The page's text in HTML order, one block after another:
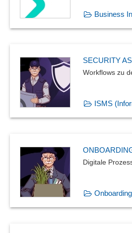
Business
SECURITY
Workflows zu
ISMS
Digitale